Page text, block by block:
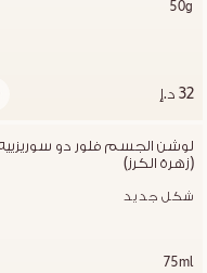
50g
32 د.إ
(زهرة الكرز)
شكل جديد
75ml